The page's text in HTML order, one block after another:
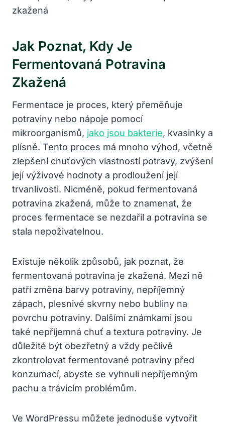
Jak Poznat, Kdy Je
Fermentovaná Potravina
Zkažená
Fermentace je proces, který přeměňuje
potraviny nebo nápoje pomocí
mikroorganismů, jako jsou bakterie, kvasinky a
plísně. Tento proces má mnoho výhod, včetně
zlepšení chuťových vlastností potravy, zvýšení
její výživové hodnoty a prodloužení její
trvanlivosti. Nicméně, pokud fermentovaná
potravina zkažená, může to znamenat, že
proces fermentace se nezdařil a potravina se
stala nepoživatelnou.
Existuje několik způsobů, jak poznat, že
fermentovaná potravina je zkažená. Mezi ně
patří změna barvy potraviny, nepříjemný
zápach, plesnivé skvrny nebo bubliny na
povrchu potraviny. Dalšími známkami jsou
také nepříjemná chuť a textura potraviny. Je
důležité být obezřetný a vždy pečlivě
zkontrolovat fermentované potraviny před
konzumací, abyste se vyhnuli nepříjemným
pachu a trávicím problémům.
Ve WordPressu můžete jednoduše vytvořit